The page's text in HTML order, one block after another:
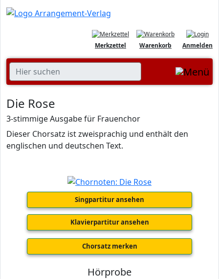
Anmelden
Warenkorb
Merkzettel
Die Rose
3-stimmige Ausgabe für Frauenchor
Dieser Chorsatz ist zweisprachig und enthält den
englischen und deutschen Text.
Singpartitur ansehen
Klavierpartitur ansehen
Chorsatz merken
Hörprobe